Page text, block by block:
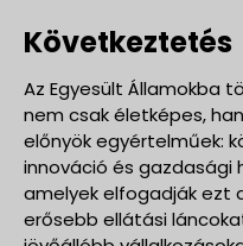
Következtetés
Az Egyesült Államokba
nem csak életképes,
előnyök egyértelműek:
innováció és gazdasági
amelyek elfogadják ezt
erősebb ellátási